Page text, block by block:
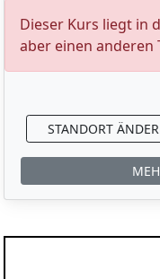
Dieser Kurs liegt in
aber einen anderen
STANDORT